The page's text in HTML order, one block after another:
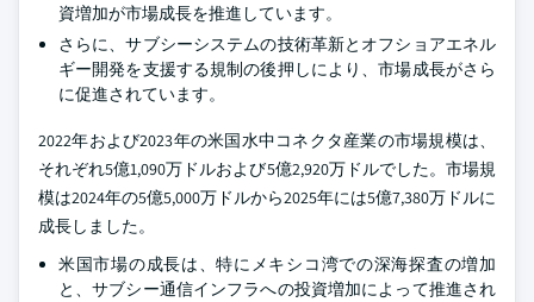
資増加が市場成長を推進しています。
さらに、サブシーシステムの技術革新とオフショアエネル
ギー開発を支援する規制の後押しにより、市場成長がさら
に促進されています。
2022年および2023年の米国水中コネクタ産業の市場規模は、
それぞれ5億1,090万ドルおよび5億2,920万ドルでした。市場規
模は2024年の5億5,000万ドルから2025年には5億7,380万ドルに
成長しました。
米国市場の成長は、特にメキシコ湾での深海探査の増加
と、サブシー通信インフラへの投資増加によって推進され